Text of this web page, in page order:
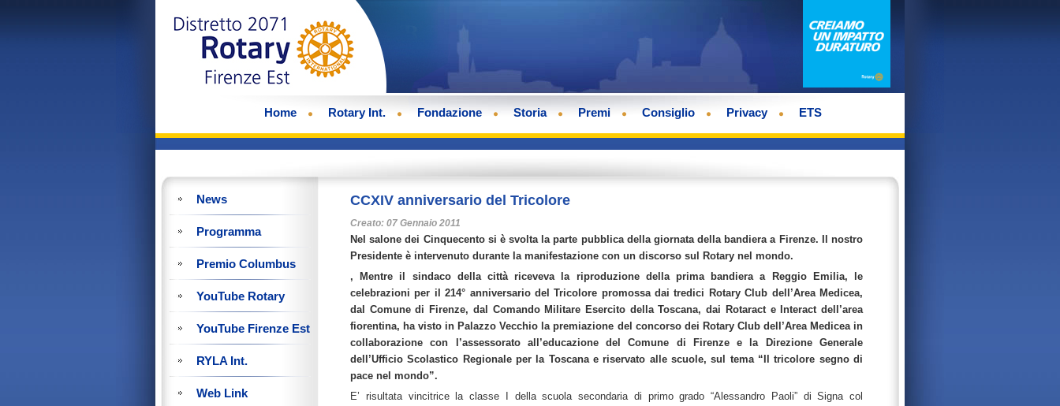
Home Rotary Int. Fondazione Storia Premi Consiglio Privacy ETS
News
Programma
Premio Columbus
YouTube Rotary
YouTube Firenze Est
RYLA Int.
Web Link
CCXIV anniversario del Tricolore
Creato: 07 Gennaio 2011
Nel salone dei Cinquecento si è svolta la parte pubblica della giornata della bandiera a Firenze.
Il nostro
Presidente è intervenuto durante la manifestazione con un discorso sul Rotary nel mondo.
, Mentre il sindaco della città riceveva la riproduzione della prima bandiera a Reggio Emilia, le
celebrazioni per il 214° anniversario del Tricolore promossa dai tredici Rotary Club dell’Area Medicea,
dal Comune di Firenze, dal Comando Militare Esercito della Toscana, dai Rotaract e Interact dell’area
fiorentina, ha visto in Palazzo Vecchio la premiazione del concorso dei Rotary Club dell’Area Medicea in
collaborazione con l’assessorato all’educazione del Comune di Firenze e la Direzione Generale
dell’Ufficio Scolastico Regionale per la Toscana e riservato alle scuole, sul tema “Il tricolore segno di
pace nel mondo”.
E’ risultata vincitrice la classe I della scuola secondaria di primo grado “Alessandro Paoli” di Signa col